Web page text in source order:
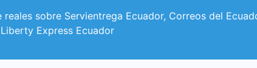
sobre Servientrega Ecuador, Correos del
Express Ecuador